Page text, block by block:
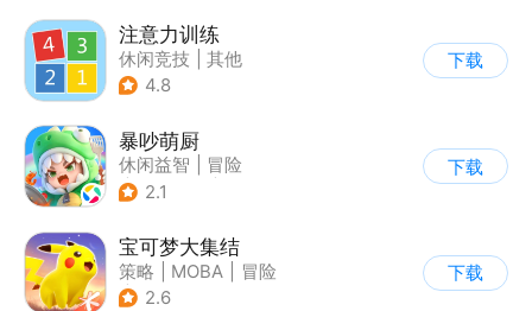
注意力训练
休闲竞技
其他
4.8
下载
暴吵萌厨
休闲益智
冒险
| 派对游戏
2.1
下载
宝可梦大集结
策略 MOBA
冒险
| 精灵宝可梦
2.6
下载